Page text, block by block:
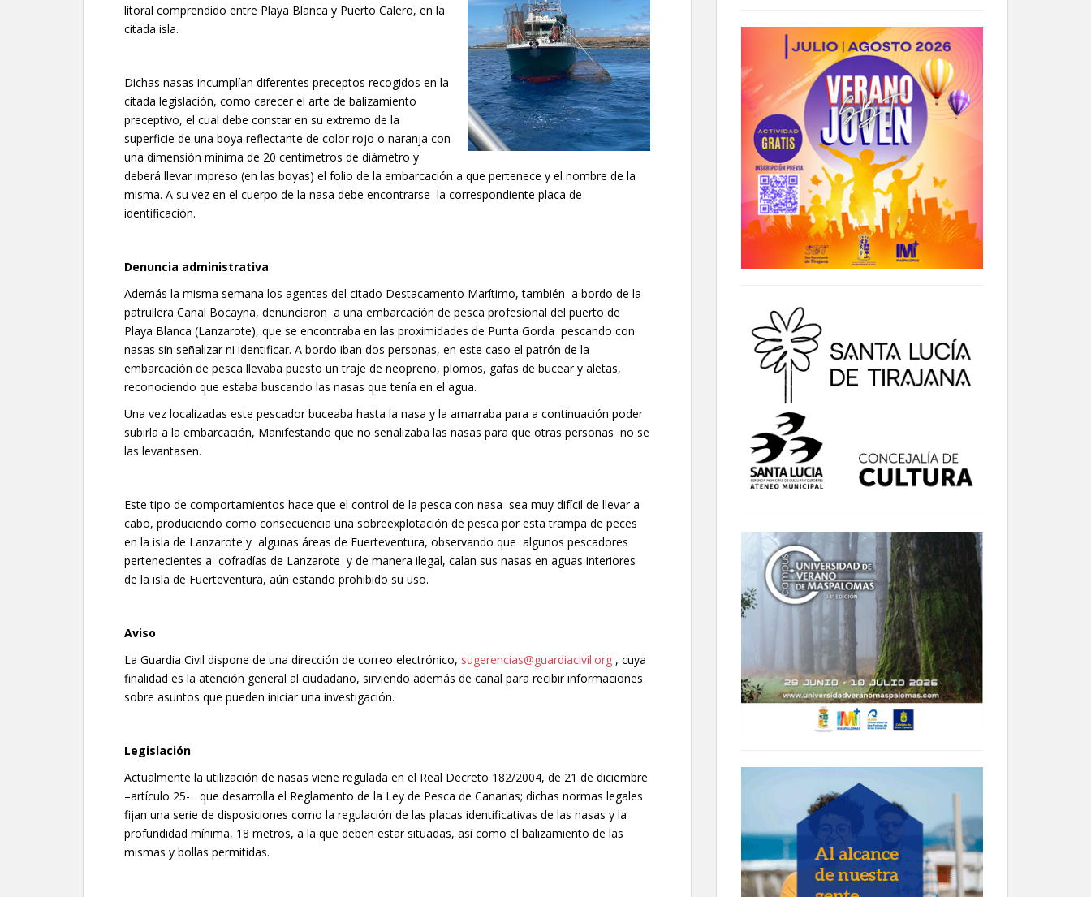
litoral comprendido entre Playa Blanca y Puerto Calero, en la
citada isla.
Dichas nasas incumplían diferentes preceptos recogidos en la
citada legislación, como carecer el arte de balizamiento
preceptivo, el cual debe constar en su extremo de la
superficie de una boya reflectante de color rojo o naranja con
una dimensión mínima de 20 centímetros de diámetro y
deberá llevar impreso (en las boyas) el folio de la embarcación a que pertenece y el nombre de la
misma. A su vez en el cuerpo de la nasa debe encontrarse la correspondiente placa de
identificación.
Denuncia administrativa
Además la misma semana los agentes del citado Destacamento Marítimo, también a bordo de la
patrullera Canal Bocayna, denunciaron a una embarcación de pesca profesional del puerto de
Playa Blanca (Lanzarote), que se encontraba en las proximidades de Punta Gorda pescando con
nasas sin señalizar ni identificar. A bordo iban dos personas, en este caso el patrón de la
embarcación de pesca llevaba puesto un traje de neopreno, plomos, gafas de bucear y aletas,
reconociendo que estaba buscando las nasas que tenía en el agua.
Una vez localizadas este pescador buceaba hasta la nasa y la amarraba para a continuación poder
subirla a la embarcación, Manifestando que no señalizaba las nasas para que otras personas no se
las levantasen.
Este tipo de comportamientos hace que el control de la pesca con nasa sea muy difícil de llevar a
cabo, produciendo como consecuencia una sobreexplotación de pesca por esta trampa de peces
en la isla de Lanzarote y algunas áreas de Fuerteventura, observando que algunos pescadores
pertenecientes a cofradías de Lanzarote y de manera ilegal, calan sus nasas en aguas interiores
de la isla de Fuerteventura, aún estando prohibido su uso.
Aviso
La Guardia Civil dispone de una dirección de correo electrónico, sugerencias@guardiacivil.org , cuya
finalidad es la atención general al ciudadano, sirviendo además de canal para recibir informaciones
sobre asuntos que pueden iniciar una investigación.
Legislación
Actualmente la utilización de nasas viene regulada en el Real Decreto 182/2004, de 21 de diciembre
–artículo 25- que desarrolla el Reglamento de la Ley de Pesca de Canarias; dichas normas legales
fijan una serie de disposiciones como la regulación de las placas identificativas de las nasas y la
profundidad mínima, 18 metros, a la que deben estar situadas, así como el balizamiento de las
mismas y bollas permitidas.